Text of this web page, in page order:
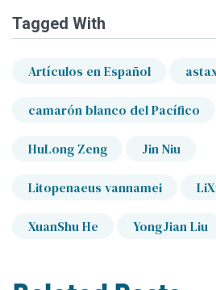
Tagged With
Artículos en Español
camarón blanco del Pacífico
HuLong Zeng Jin Niu
Litopenaeus vannamei
XuanShu He YongJian Liu